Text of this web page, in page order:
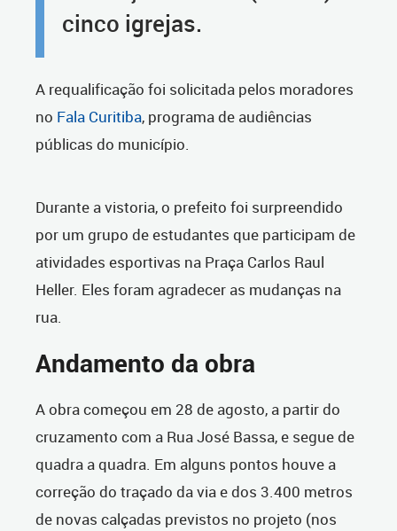
cinco igrejas.
A requalificação foi solicitada pelos moradores
no Fala Curitiba, programa de audiências
públicas do município.
Durante a vistoria, o prefeito foi surpreendido
por um grupo de estudantes que participam de
atividades esportivas na Praça Carlos Raul
Heller. Eles foram agradecer as mudanças na
rua.
Andamento da obra
A obra começou em 28 de agosto, a partir do
cruzamento com a Rua José Bassa, e segue de
quadra a quadra. Em alguns pontos houve a
correção do traçado da via e dos 3.400 metros
de novas calçadas previstos no projeto (nos